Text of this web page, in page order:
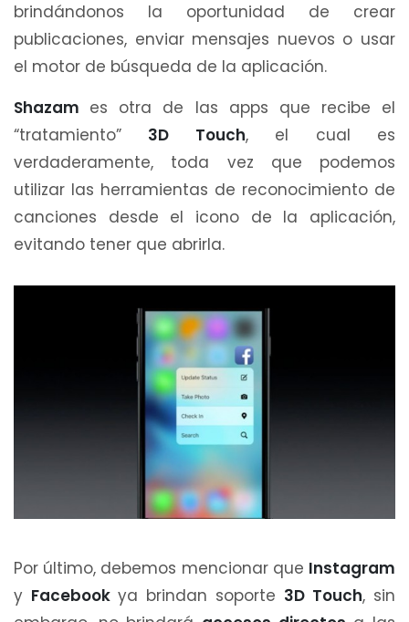
brindándonos la oportunidad de crear
publicaciones, enviar mensajes nuevos o usar
el motor de búsqueda de la aplicación.
Shazam es otra de las apps que recibe el
“tratamiento” 3D Touch, el cual es
verdaderamente, toda vez que podemos
utilizar las herramientas de reconocimiento de
canciones desde el icono de la aplicación,
evitando tener que abrirla.
Por último, debemos mencionar que Instagram
y Facebook ya brindan soporte 3D Touch, sin